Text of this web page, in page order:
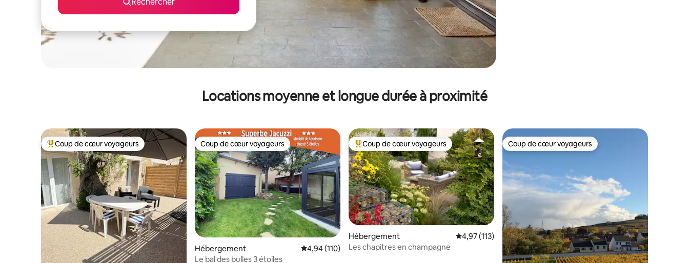
Locations moyenne et longue durée à proximité
Coups de cœur voyageurs les plus appréciés
Coup de cœur voyageurs Coup de cœur voyageurs
Coup de cœur voyageurs
Hébergement Évaluation moyenne sur la base de 110 commentaires : 4,94 sur 5
4,94 (110)
Le bal des bulles 3 étoiles
Coups de cœur voyageurs les plus appréciés
Coup de cœur voyageurs
Hébergement Évaluation moyenne sur la base de 113 commentaires : 4,97 sur 5
4,97 (113)
Les chapitres en champagne
Coup de cœur voyageurs
Coup de cœur voyageurs